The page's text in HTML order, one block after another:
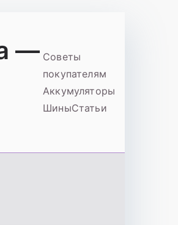
— Советы
покупателям
Аккумуляторы
ШиныСтатьи